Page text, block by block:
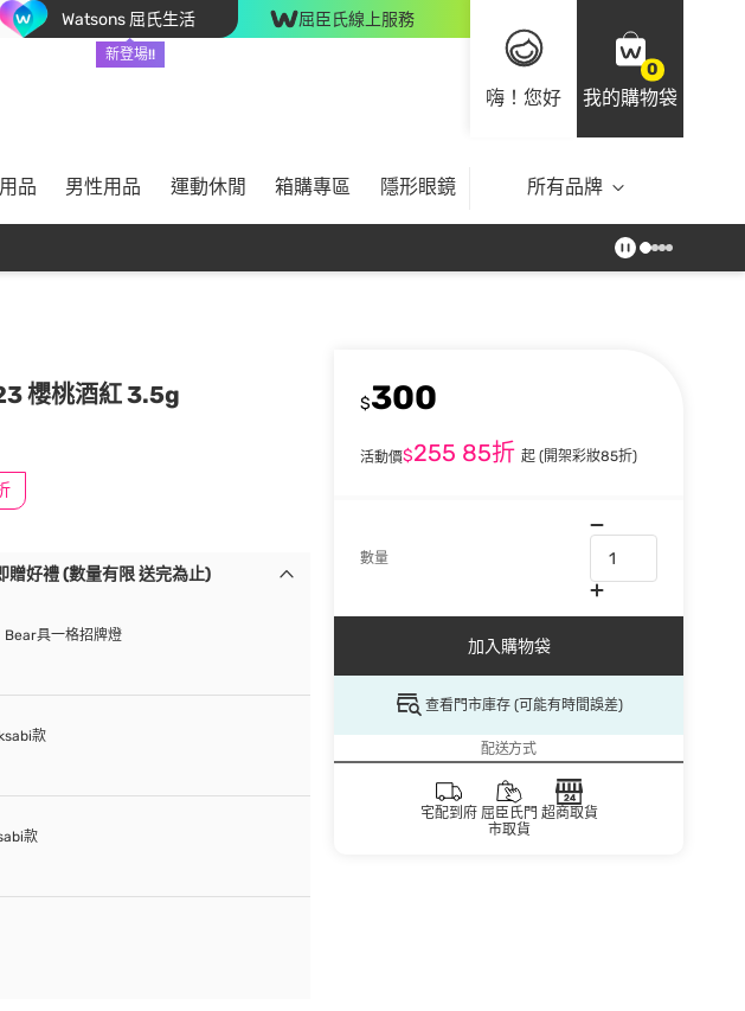
Watsons 屈氏生活
新登場!!
屈臣氏線上服務
嗨！您好
0
我的購物袋
品 男性用品 運動休閒 箱購專區 隱形眼鏡 所有品牌
櫻桃酒紅 3.5g
$300
活動價$255 85折 起 (開架彩妝85折)
數量
加入購物袋
查看門市庫存 (可能有時間誤差)
配送方式
宅配到府 屈臣氏門
市取貨
超商取貨
好禮 (數量有限 送完為止)
Bear具一格招牌燈
款
款